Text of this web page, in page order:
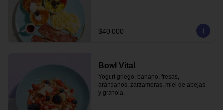
$40.000
Bowl Vital
Yogurt griego, banano, fresas,
arándanos, zarzamoras, miel de abejas
y granola.